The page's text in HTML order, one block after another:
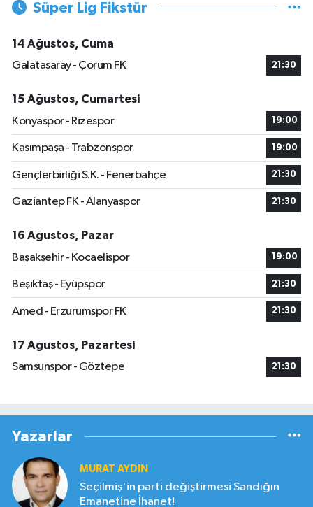
Süper Lig Fikstür
14 Ağustos, Cuma
Galatasaray - Çorum FK
21:30
15 Ağustos, Cumartesi
Konyaspor - Rizespor
19:00
Kasımpaşa - Trabzonspor 19:00
Gençlerbirliği S.K. - Fenerbahçe 21:30
Gaziantep FK - Alanyaspor 21:30
16 Ağustos, Pazar
Başakşehir - Kocaelispor
19:00
Beşiktaş - Eyüpspor 21:30
Amed - Erzurumspor FK 21:30
17 Ağustos, Pazartesi
Samsunspor - Göztepe
21:30
Yazarlar
MURAT AYDIN
Seçilmiş'in parti değiştirmesi Sandığın
Emanetine İhanet!